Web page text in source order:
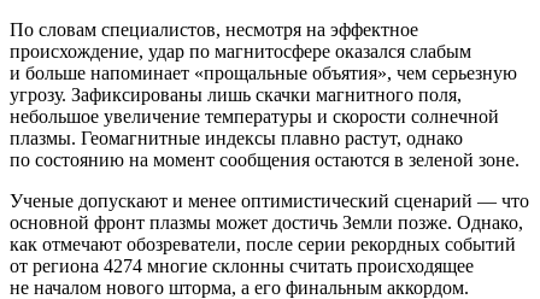
По словам специалистов, несмотря на эффектное
происхождение, удар по магнитосфере оказался слабым
и больше напоминает «прощальные объятия», чем серьезную
угрозу. Зафиксированы лишь скачки магнитного поля,
небольшое увеличение температуры и скорости солнечной
плазмы. Геомагнитные индексы плавно растут, однако
по состоянию на момент сообщения остаются в зеленой зоне.
Ученые допускают и менее оптимистический сценарий — что
основной фронт плазмы может достичь Земли позже. Однако,
как отмечают обозреватели, после серии рекордных событий
от региона 4274 многие склонны считать происходящее
не началом нового шторма, а его финальным аккордом.